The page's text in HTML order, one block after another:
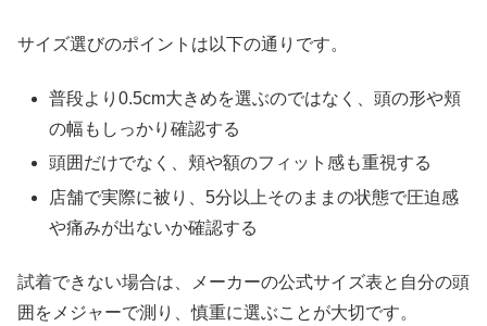
サイズ選びのポイントは以下の通りです。
普段より0.5cm大きめを選ぶのではなく、頭の形や頬
の幅もしっかり確認する
頭囲だけでなく、頬や額のフィット感も重視する
店舗で実際に被り、5分以上そのままの状態で圧迫感
や痛みが出ないか確認する
試着できない場合は、メーカーの公式サイズ表と自分の頭
囲をメジャーで測り、慎重に選ぶことが大切です。